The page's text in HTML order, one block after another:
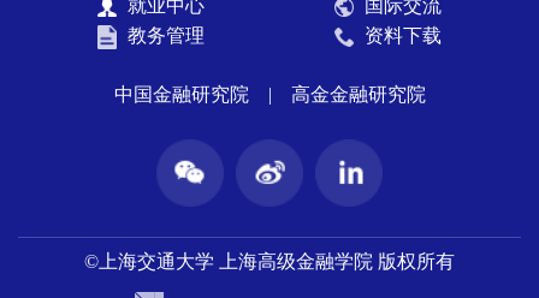
就业中心
国际交流
教务管理
资料下载
中国金融研究院 | 高金金融研究院
©上海交通大学 上海高级金融学院 版权所有